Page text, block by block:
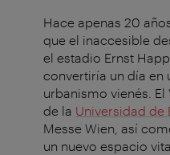
Hace apenas 20
que el inaccesible
el estadio Ernst
convertiría un día en
urbanismo vienés.
de la Universidad de
Messe Wien, así
un nuevo espacio